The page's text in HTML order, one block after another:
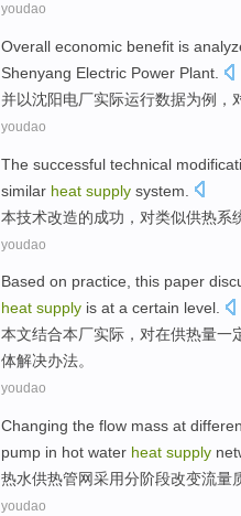
youdao
Overall economic benefit is
Shenyang Electric Power Plant
并以沈阳电厂实际运行数据为例，
youdao
The successful technical
similar heat supply system
本技术改造的成功 ，对类似供热系
youdao
Based on practice, this paper
heat supply is at a certain level.
本文结合本厂实际 ，对在供热量一
体解决办法。
youdao
Changing the flow mass at
pump in hot water heat supply
热水供热管网采用分阶段改变流量
youdao